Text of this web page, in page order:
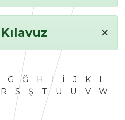
Kılavuz ×
G Ğ H I İ J K
L
R S Ş T U Ü V
W